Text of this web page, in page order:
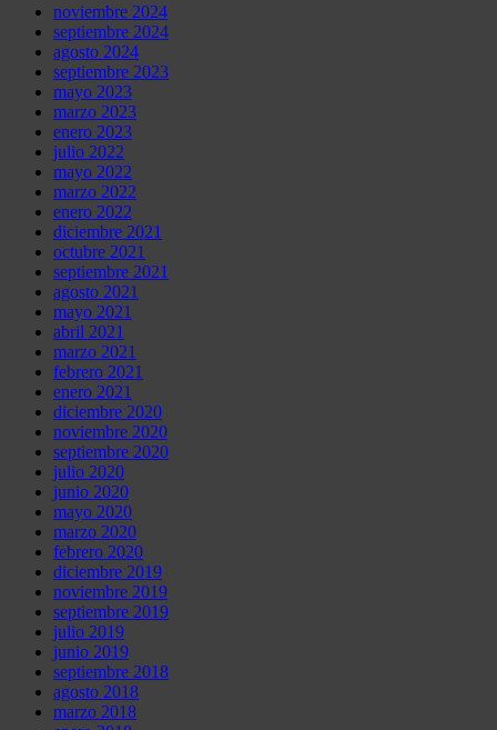
noviembre 2024
septiembre 2024
agosto 2024
septiembre 2023
mayo 2023
marzo 2023
enero 2023
julio 2022
mayo 2022
marzo 2022
enero 2022
diciembre 2021
octubre 2021
septiembre 2021
agosto 2021
mayo 2021
abril 2021
marzo 2021
febrero 2021
enero 2021
diciembre 2020
noviembre 2020
septiembre 2020
julio 2020
junio 2020
mayo 2020
marzo 2020
febrero 2020
diciembre 2019
noviembre 2019
septiembre 2019
julio 2019
junio 2019
septiembre 2018
agosto 2018
marzo 2018